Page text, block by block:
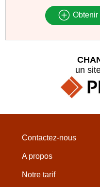
Obtenir
un
Contactez-nous
A propos
Notre tarif